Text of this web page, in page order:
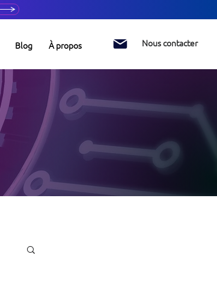
Blog À propos Nous contacter